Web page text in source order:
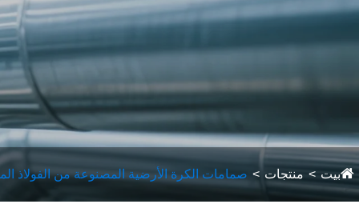
بيت منتجات صمامات الكرة الأرضية المصنوعة من الفولاذ